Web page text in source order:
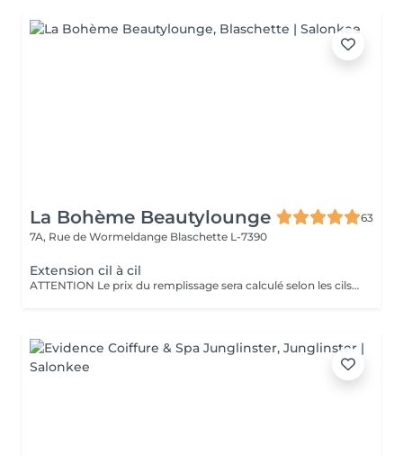
La Bohème Beautylounge
63
7A, Rue de Wormeldange Blaschette L-7390
Extension cil à cil
ATTENTION Le prix du remplissage sera calculé selon les cils qu'on aura besoin de remettre et peut donc varier entre 60€ - 100€. Si votre dernière pose a 4 semaines ou plus, on ne parle plus de remplissage, la pose sera considérée comme une première pose.